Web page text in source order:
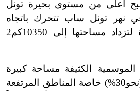
أعلى من مستوى بحيرة تونل
نهر تونل ساب تتحرك باتجاه
معاكس نحو البحيرة لتزداد مساحتها إلى 10350كم2
الموسمية الكثيفة مساحة كبيرة
من أراضي كامبوديا (نحو30%) خاصة المناطق المرتفعة